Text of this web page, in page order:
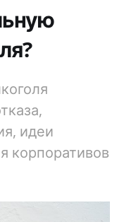
идеи
корпоративов